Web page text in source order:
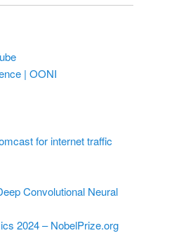
| OONI
for internet traffic
Convolutional Neural
2024 – NobelPrize.org